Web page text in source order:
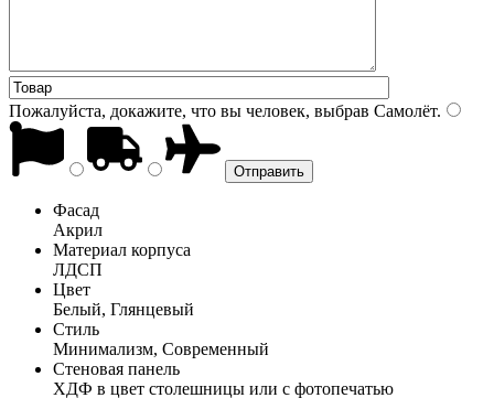
Пожалуйста, докажите, что вы человек, выбрав Самолёт.
Фасад
Акрил
Материал корпуса
ЛДСП
Цвет
Белый, Глянцевый
Стиль
Минимализм, Современный
Стеновая панель
ХДФ в цвет столешницы или с фотопечатью